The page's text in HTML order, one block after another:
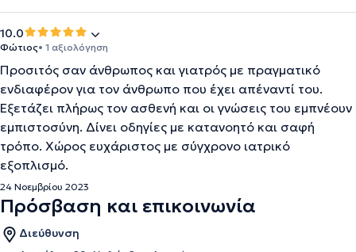
10.0
Φώτιος• 1 αξιολόγηση
Προσιτός σαν άνθρωπος και γιατρός με πραγματικό
ενδιαφέρον για τον άνθρωπο που έχει απέναντί του.
Εξετάζει πλήρως τον ασθενή και οι γνώσεις του εμπνέουν
εμπιστοσύνη. Δίνει οδηγίες με κατανοητό και σαφή
τρόπο. Χώρος ευχάριστος με σύγχρονο ιατρικό
εξοπλισμό.
24 Νοεμβρίου 2023
Πρόσβαση και επικοινωνία
Διεύθυνση